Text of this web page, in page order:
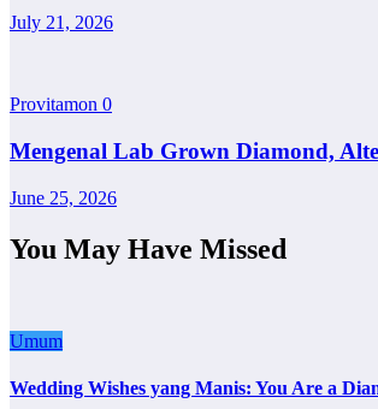
July 21, 2026
Provitamon 0
Mengenal Lab Grown Diamond,
June 25, 2026
You May Have Missed
Umum
Wedding Wishes yang Manis: You Are a